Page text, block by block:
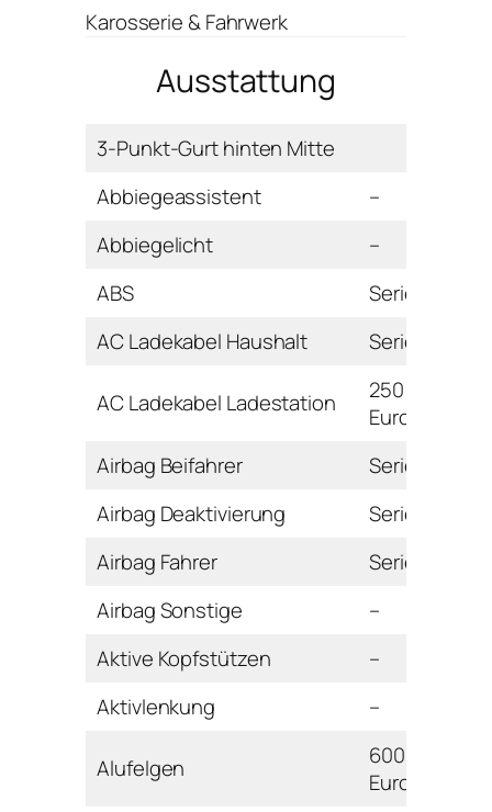
Karosserie & Fahrwerk
Ausstattung
3-Punkt-Gurt hinten Mitte
Abbiegeassistent
–
Abbiegelicht
–
ABS
Serie
AC Ladekabel Haushalt
Serie
AC Ladekabel Ladestation
250
Euro
Airbag Beifahrer
Serie
Airbag Deaktivierung
Serie
Airbag Fahrer
Serie
Airbag Sonstige
–
Aktive Kopfstützen
–
Aktivlenkung
–
Alufelgen
600
Euro